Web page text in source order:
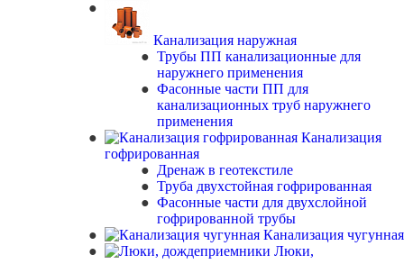
Канализация наружная
Трубы ПП канализационные для
наружнего применения
Фасонные части ПП для
канализационных труб наружнего
применения
Канализация
гофрированная
Дренаж в геотекстиле
Труба двухстойная гофрированная
Фасонные части для двухслойной
гофрированной трубы
Канализация чугунная
Люки,